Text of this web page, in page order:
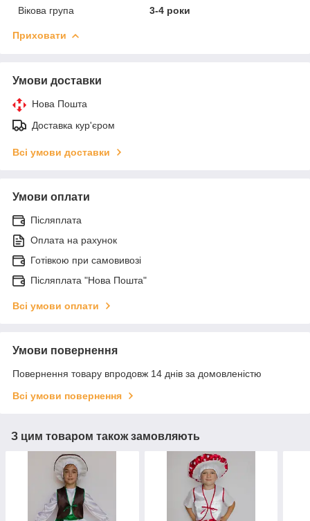
Вікова група
3-4 роки
Приховати
Умови доставки
Нова Пошта
Доставка кур'єром
Всі умови доставки
Умови оплати
Післяплата
Оплата на рахунок
Готівкою при самовивозі
Післяплата "Нова Пошта"
Всі умови оплати
Умови повернення
Повернення товару впродовж 14 днів за домовленістю
Всі умови повернення
З цим товаром також замовляють